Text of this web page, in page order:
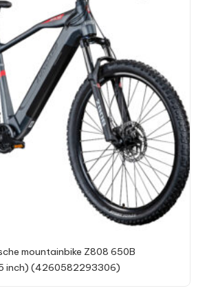
mountainbike Z808 650B
inch) (4260582293306)